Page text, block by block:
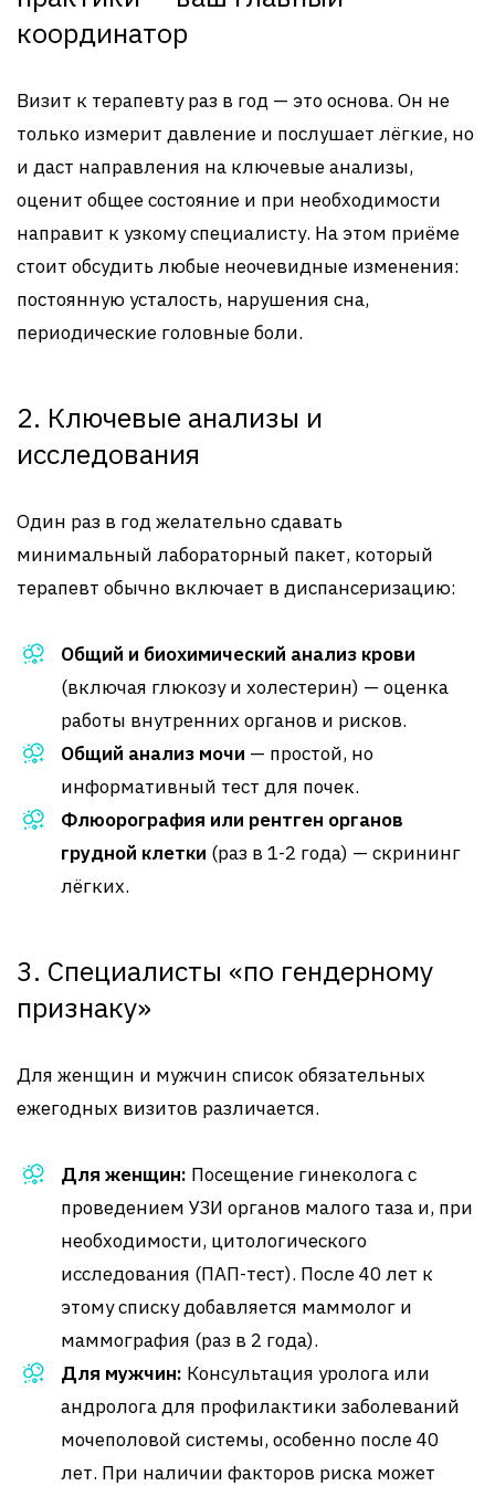
координатор
Визит к терапевту раз в год — это основа. Он не
только измерит давление и послушает лёгкие, но
и даст направления на ключевые анализы,
оценит общее состояние и при необходимости
направит к узкому специалисту. На этом приёме
стоит обсудить любые неочевидные изменения:
постоянную усталость, нарушения сна,
периодические головные боли.
2. Ключевые анализы и
исследования
Один раз в год желательно сдавать
минимальный лабораторный пакет, который
терапевт обычно включает в диспансеризацию:
Общий и биохимический анализ крови
(включая глюкозу и холестерин) — оценка
работы внутренних органов и рисков.
Общий анализ мочи — простой, но
информативный тест для почек.
Флюорография или рентген органов
грудной клетки (раз в 1-2 года) — скрининг
лёгких.
3. Специалисты «по гендерному
признаку»
Для женщин и мужчин список обязательных
ежегодных визитов различается.
Для женщин: Посещение гинеколога с
проведением УЗИ органов малого таза и, при
необходимости, цитологического
исследования (ПАП-тест). После 40 лет к
этому списку добавляется маммолог и
маммография (раз в 2 года).
Для мужчин: Консультация уролога или
андролога для профилактики заболеваний
мочеполовой системы, особенно после 40
лет. При наличии факторов риска может